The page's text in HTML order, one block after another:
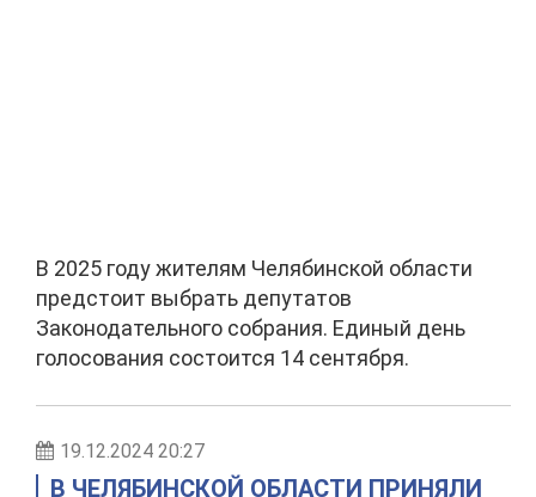
В 2025 году жителям Челябинской области
предстоит выбрать депутатов
Законодательного собрания. Единый день
голосования состоится 14 сентября.
19.12.2024 20:27
В ЧЕЛЯБИНСКОЙ ОБЛАСТИ ПРИНЯЛИ